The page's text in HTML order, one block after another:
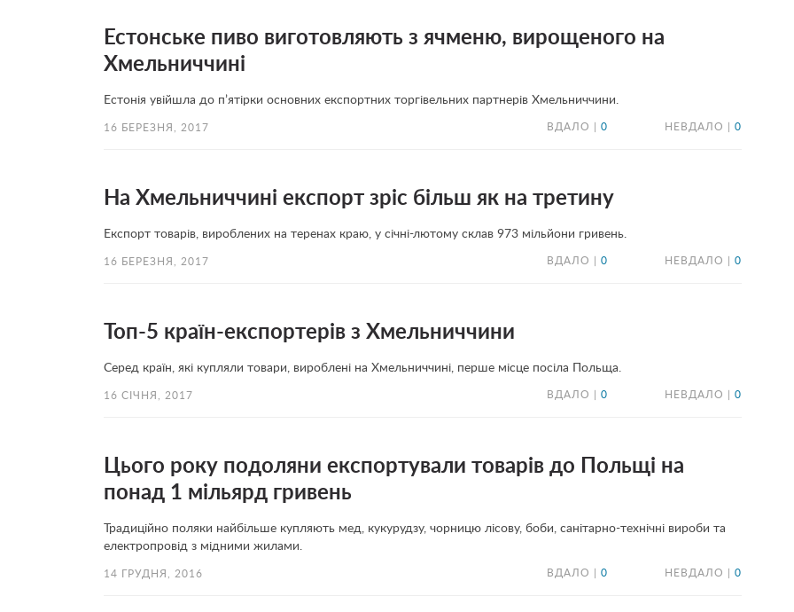
Естонське пиво виготовляють з ячменю, вирощеного на
Хмельниччині
Естонія увійшла до п’ятірки основних експортних торгівельних партнерів Хмельниччини.
16 БЕРЕЗНЯ, 2017 ВДАЛО | 0 НЕВДАЛО | 0
На Хмельниччині експорт зріс більш як на третину
Експорт товарів, вироблених на теренах краю, у січні-лютому склав 973 мільйони гривень.
16 БЕРЕЗНЯ, 2017 ВДАЛО | 0 НЕВДАЛО | 0
Топ-5 країн-експортерів з Хмельниччини
Серед країн, які купляли товари, вироблені на Хмельниччині, перше місце посіла Польща.
16 СІЧНЯ, 2017 ВДАЛО | 0 НЕВДАЛО | 0
Цього року подоляни експортували товарів до Польщі на
понад 1 мільярд гривень
Традиційно поляки найбільше купляють мед, кукурудзу, чорницю лісову, боби, санітарно-технічні вироби та
електропровід з мідними жилами.
14 ГРУДНЯ, 2016 ВДАЛО | 0 НЕВДАЛО | 0